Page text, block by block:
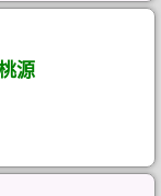
源